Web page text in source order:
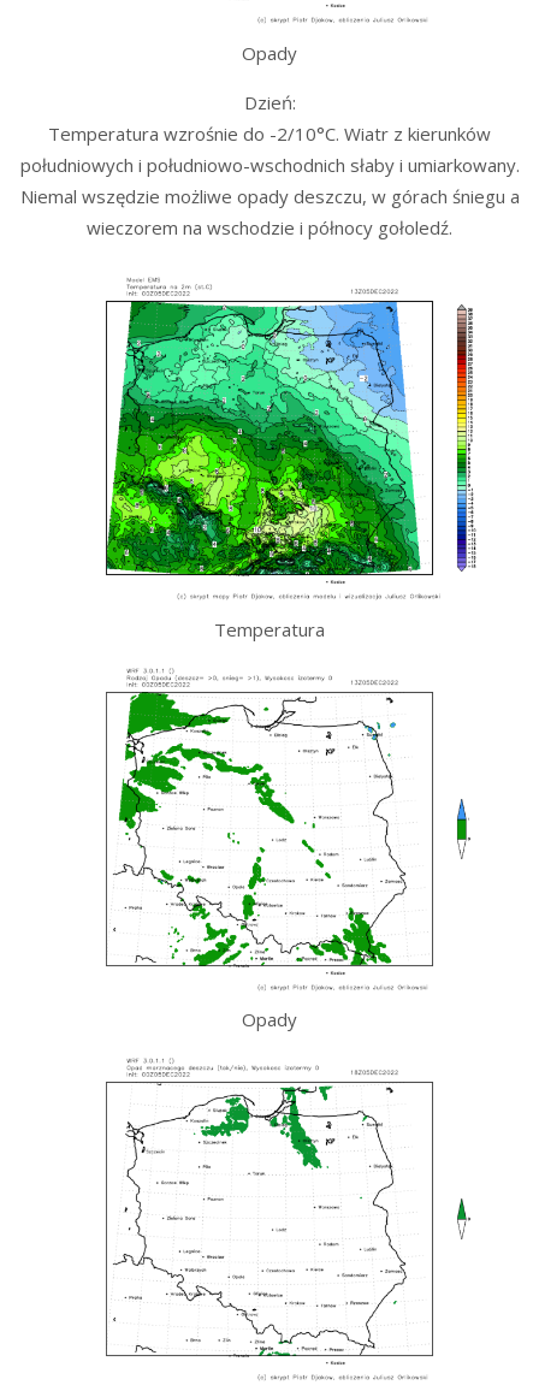
Opady
Dzień:
Temperatura wzrośnie do -2/10°C. Wiatr z kierunków
południowych i południowo-wschodnich słaby i umiarkowany.
Niemal wszędzie możliwe opady deszczu, w górach śniegu a
wieczorem na wschodzie i północy gołoledź.
Temperatura
Opady